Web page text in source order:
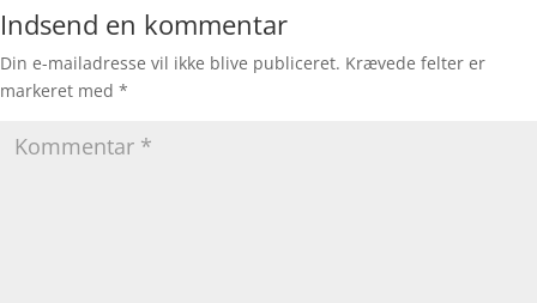
Indsend en kommentar
Din e-mailadresse vil ikke blive publiceret. Krævede felter er
markeret med *